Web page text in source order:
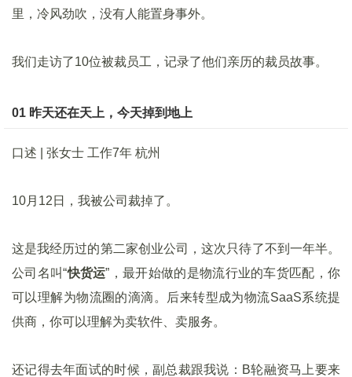
里，冷风劲吹，没有人能置身事外。
我们走访了10位被裁员工，记录了他们亲历的裁员故事。
01 昨天还在天上，今天掉到地上
口述 | 张女士 工作7年 杭州
10月12日，我被公司裁掉了。
这是我经历过的第二家创业公司，这次只待了不到一年半。
公司名叫“快货运”，最开始做的是物流行业的车货匹配，你
可以理解为物流圈的滴滴。后来转型成为物流SaaS系统提
供商，你可以理解为卖软件、卖服务。
还记得去年面试的时候，副总裁跟我说：B轮融资马上要来